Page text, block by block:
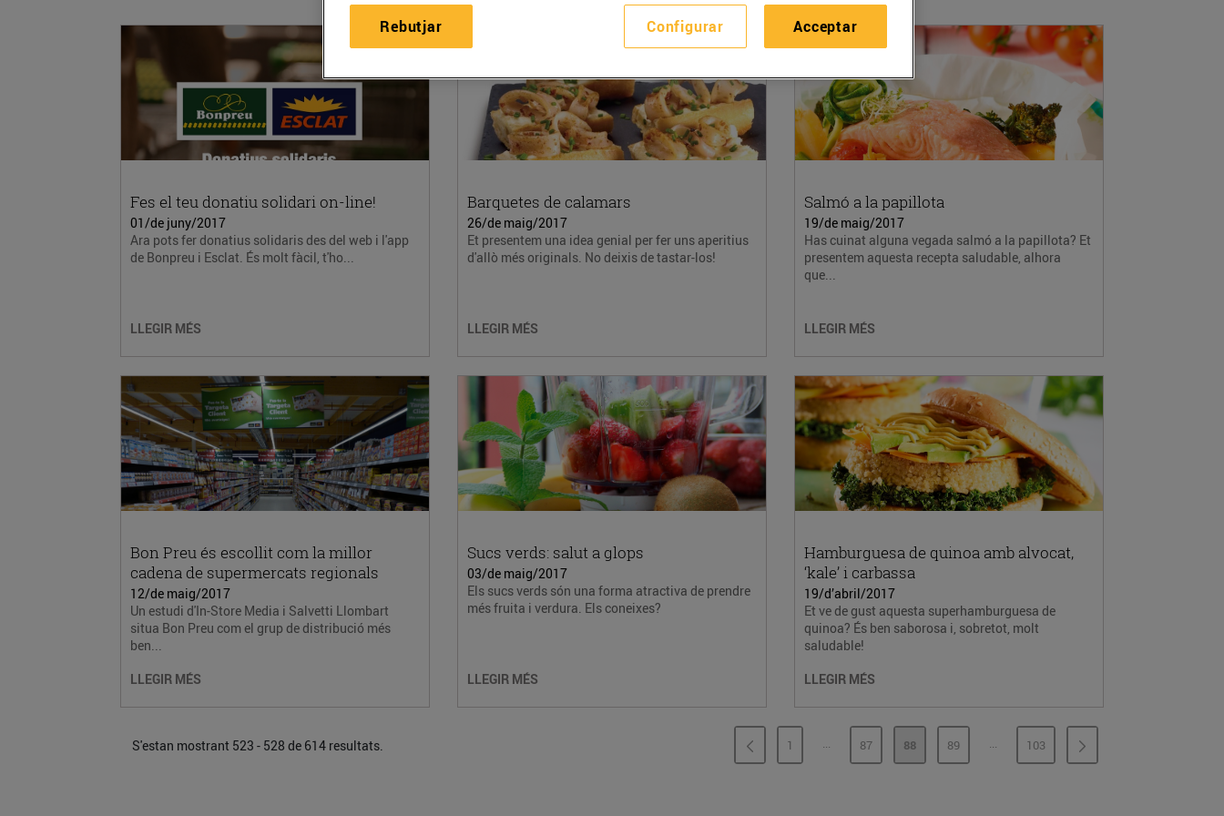
Fes el teu donatiu solidari on-line!
01/de juny/2017
Ara pots fer donatius solidaris des del web i l'app
de Bonpreu i Esclat. És molt fàcil, t'ho...
LLEGIR MÉS
Barquetes de calamars
26/de maig/2017
Et presentem una idea genial per fer uns aperitius
d'allò més originals. No deixis de tastar-los!
LLEGIR MÉS
Salmó a la papillota
19/de maig/2017
Has cuinat alguna vegada salmó a la papillota? Et
presentem aquesta recepta saludable, alhora
que...
LLEGIR MÉS
Bon Preu és escollit com la millor
cadena de supermercats regionals
12/de maig/2017
Un estudi d'In-Store Media i Salvetti Llombart
situa Bon Preu com el grup de distribució més
ben...
LLEGIR MÉS
Sucs verds: salut a glops
03/de maig/2017
Els sucs verds són una forma atractiva de prendre
més fruita i verdura. Els coneixes?
LLEGIR MÉS
Hamburguesa de quinoa amb alvocat,
‘kale’ i carbassa
19/d’abril/2017
Et ve de gust aquesta superhamburguesa de
quinoa? És ben saborosa i, sobretot, molt
saludable!
LLEGIR MÉS
S'estan mostrant 523 - 528 de 614 resultats. PÀGINA
1 ...PÀGINES INTERMÈDIES
PÀGINA
87 PÀGINA
88 PÀGINA
89 ...PÀGINES INTERMÈDIES
PÀGINA
103
Configurar
Rebutjar Acceptar